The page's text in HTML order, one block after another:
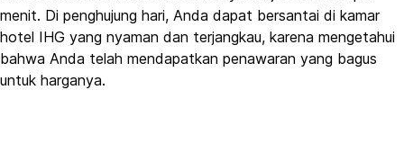
menit. Di penghujung hari, Anda dapat bersantai di kamar
hotel IHG yang nyaman dan terjangkau, karena mengetahui
bahwa Anda telah mendapatkan penawaran yang bagus
untuk harganya.